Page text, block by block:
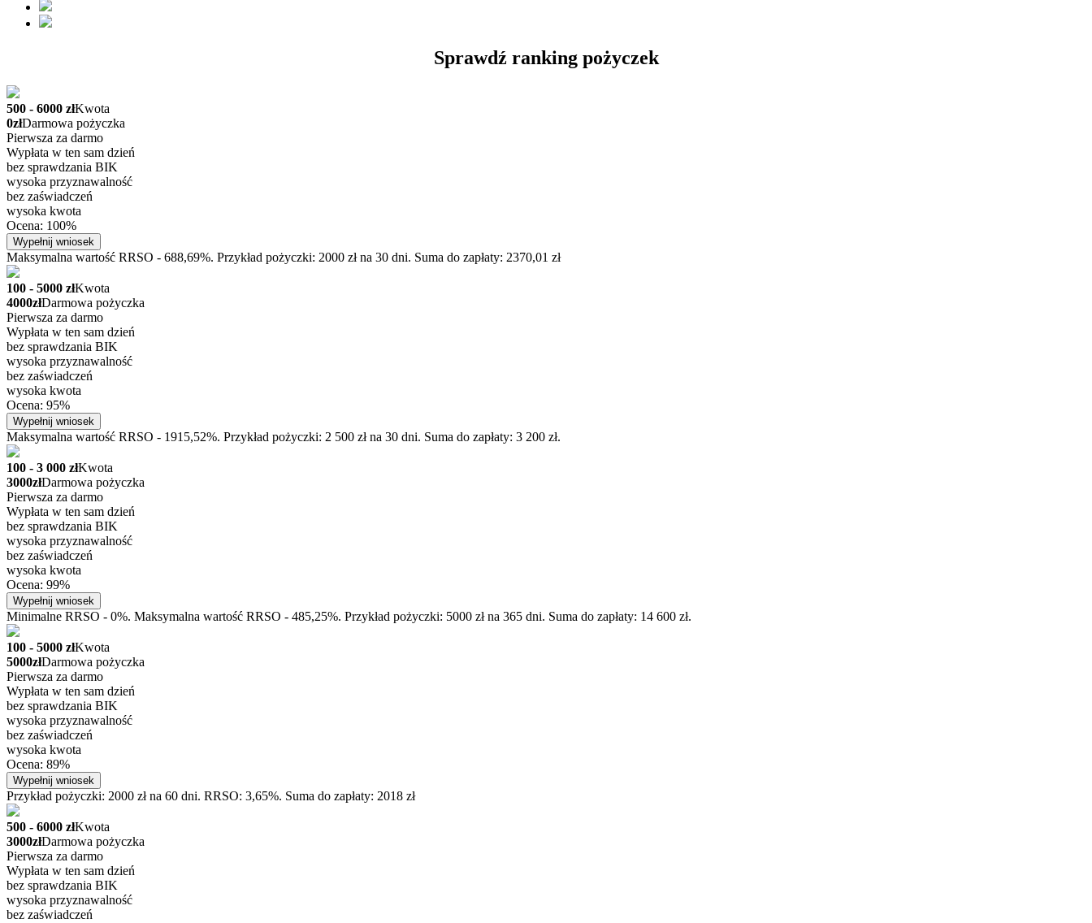
Sprawdź ranking pożyczek
500 - 6000 złKwota
0złDarmowa pożyczka
Pierwsza za darmo
Wypłata w ten sam dzień
bez sprawdzania BIK
wysoka przyznawalność
bez zaświadczeń
wysoka kwota
Ocena: 100%
Wypełnij wniosek
Maksymalna wartość RRSO - 688,69%. Przykład pożyczki: 2000 zł na 30 dni. Suma do zapłaty: 2370,01 zł
100 - 5000 złKwota
4000złDarmowa pożyczka
Pierwsza za darmo
Wypłata w ten sam dzień
bez sprawdzania BIK
wysoka przyznawalność
bez zaświadczeń
wysoka kwota
Ocena: 95%
Wypełnij wniosek
Maksymalna wartość RRSO - 1915,52%. Przykład pożyczki: 2 500 zł na 30 dni. Suma do zapłaty: 3 200 zł.
100 - 3 000 złKwota
3000złDarmowa pożyczka
Pierwsza za darmo
Wypłata w ten sam dzień
bez sprawdzania BIK
wysoka przyznawalność
bez zaświadczeń
wysoka kwota
Ocena: 99%
Wypełnij wniosek
Minimalne RRSO - 0%. Maksymalna wartość RRSO - 485,25%. Przykład pożyczki: 5000 zł na 365 dni. Suma do zapłaty: 14 600 zł.
100 - 5000 złKwota
5000złDarmowa pożyczka
Pierwsza za darmo
Wypłata w ten sam dzień
bez sprawdzania BIK
wysoka przyznawalność
bez zaświadczeń
wysoka kwota
Ocena: 89%
Wypełnij wniosek
Przykład pożyczki: 2000 zł na 60 dni. RRSO: 3,65%. Suma do zapłaty: 2018 zł
500 - 6000 złKwota
3000złDarmowa pożyczka
Pierwsza za darmo
Wypłata w ten sam dzień
bez sprawdzania BIK
wysoka przyznawalność
bez zaświadczeń